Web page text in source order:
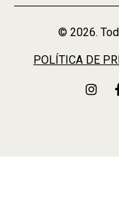
© 2026.
POLÍTICA DE